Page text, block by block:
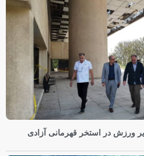
ورزش در استخر قهرمانی آزادی